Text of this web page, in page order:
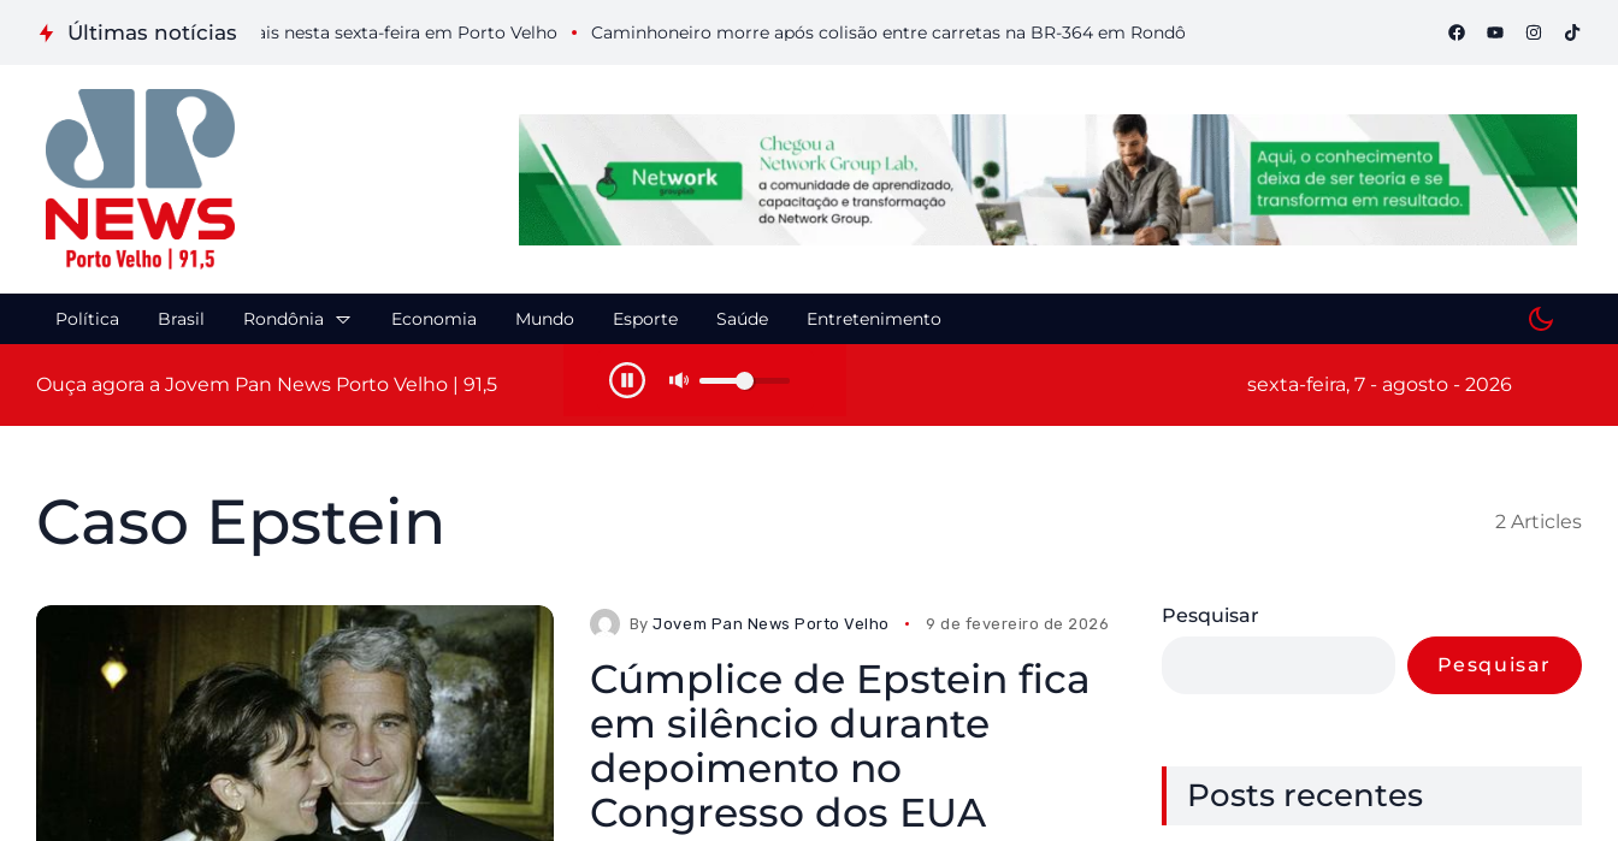
Últimas notícias
etapa de Artes Visuais nesta sexta-feira em Porto Velho Caminhoneiro morre após colisão entre carretas na BR-364 em Rondônia Semana S do Comércio começa hoje em Porto
Política Brasil Rondônia Economia Mundo Esporte Saúde Entretenimento
Ouça agora a Jovem Pan News Porto Velho | 91,5 sexta-feira, 7 - agosto - 2026
Caso Epstein 2 Articles
ByJovem Pan News Porto Velho 9 de fevereiro de 2026 0 Comments
Cúmplice de Epstein fica
em silêncio durante
depoimento no
Congresso dos EUA
Pesquisar
Pesquisar
Posts recentes